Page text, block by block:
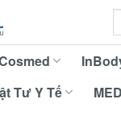
Tư Y Tế